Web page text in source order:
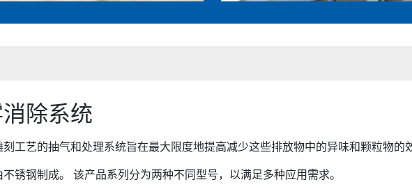
除系统
工艺的抽气和处理系统旨在最大限度地提高减少这些排放物中的异味和颗粒物的
锈钢制成。 该产品系列分为两种不同型号，以满足多种应用需求。